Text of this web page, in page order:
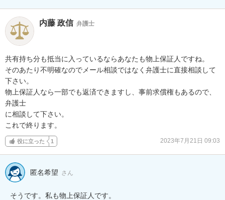
内藤 政信 弁護士
共有持ち分も抵当に入っているならあなたも物上保証人ですね。
そのあたり不明確なのでメール相談ではなく弁護士に直接相談して
下さい。
物上保証人なら一部でも返済できますし、事前求償権もあるので、
弁護士
に相談して下さい。
これで終ります。
役に立った 1 2023年7月21日 09:03
匿名希望 さん
そうです。私も物上保証人です。